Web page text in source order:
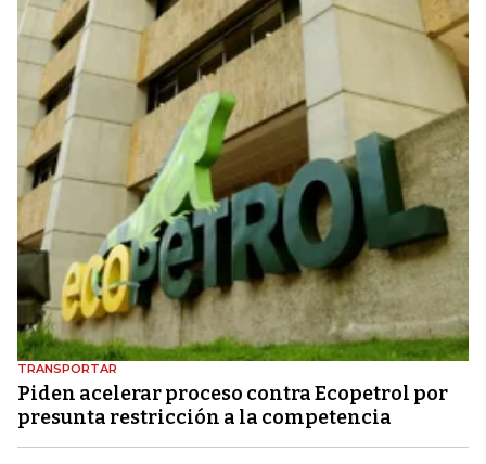
TRANSPORTAR
Piden acelerar proceso contra Ecopetrol por
presunta restricción a la competencia